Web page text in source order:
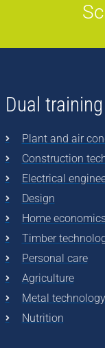
Dual training
Plant and air
Construction
Electrical
Design
Home
Timber
Personal care
Agriculture
Metal technology
Nutrition